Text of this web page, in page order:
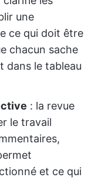
une
ce qui doit être
chacun sache
dans le tableau
: la revue
le travail
et ce qui